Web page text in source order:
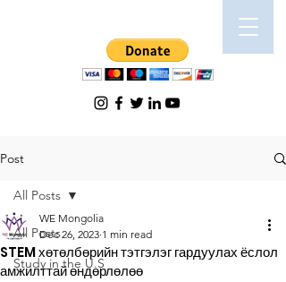
Post
All Posts
Study in the U.S
All Posts
STEM хөтөлбөрийн тэтгэлэг гардуулах ёслол
амжилттай өндөрлөлөө
WE Mongolia
Dec 26, 2023 1 min read